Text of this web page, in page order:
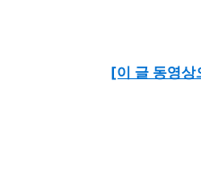
[이 글 동영상